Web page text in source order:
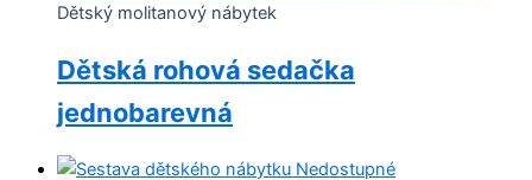
Dětský molitanový nábytek
Dětská rohová sedačka
jednobarevná
Tento Nedostupné